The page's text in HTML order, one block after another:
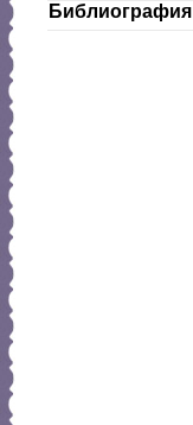
Библиография